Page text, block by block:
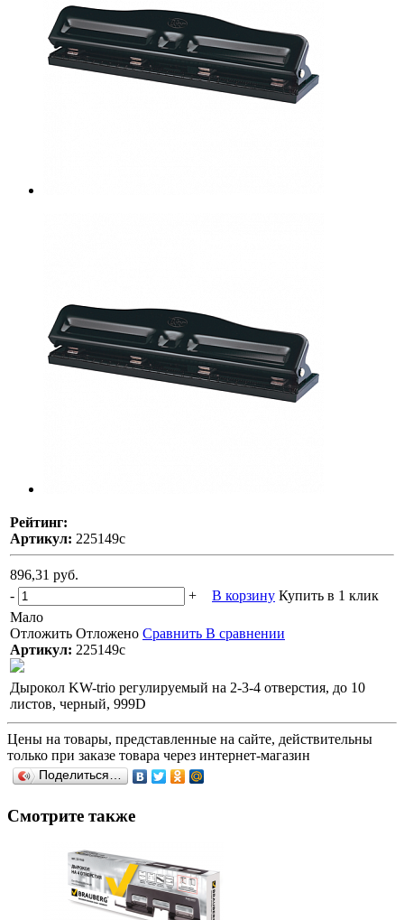
Рейтинг:
Артикул: 225149с
896,31 руб.
-
+ В корзину Купить в 1 клик
Мало
Отложить Отложено Сравнить В сравнении
Артикул: 225149с
Дырокол KW-trio регулируемый на 2-3-4 отверстия, до 10
листов, черный, 999D
Цены на товары, представленные на сайте, действительны
только при заказе товара через интернет-магазин
Поделиться…
Смотрите также